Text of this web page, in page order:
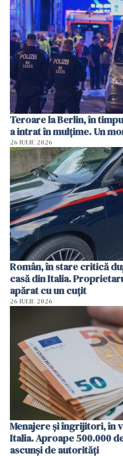
Teroare la Berlin, în
a intrat în mulțime. Un
26 IULIE 2026
Român, în stare critică
casă din Italia.
apărat cu un cuțit
26 IULIE 2026
Menajere și îngrijitori, în
Italia. Aproape 500.000
ascunși de autorități